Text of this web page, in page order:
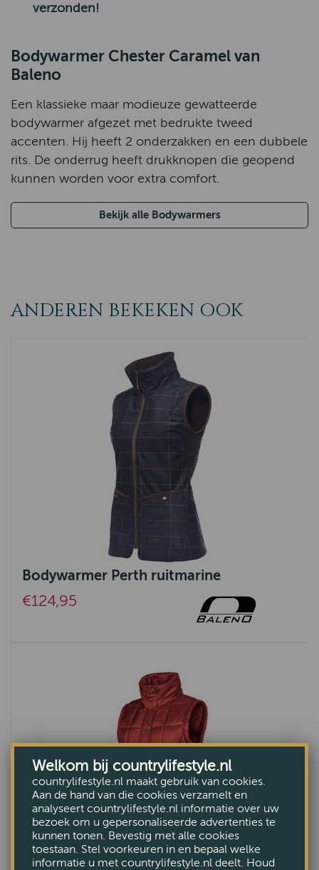
verzonden!
Bodywarmer Chester Caramel van
Baleno
Een klassieke maar modieuze gewatteerde
bodywarmer afgezet met bedrukte tweed
accenten. Hij heeft 2 onderzakken en een dubbele
rits. De onderrug heeft drukknopen die geopend
kunnen worden voor extra comfort.
Bekijk alle Bodywarmers
ANDEREN BEKEKEN OOK
Bodywarmer Perth ruitmarine
€124,95
Welkom bij countrylifestyle.nl
countrylifestyle.nl maakt gebruik van cookies.
Aan de hand van die cookies verzamelt en
analyseert countrylifestyle.nl informatie over uw
bezoek om u gepersonaliseerde advertenties te
kunnen tonen. Bevestig met alle cookies
toestaan. Stel voorkeuren in en bepaal welke
informatie u met countrylifestyle.nl deelt. Houd